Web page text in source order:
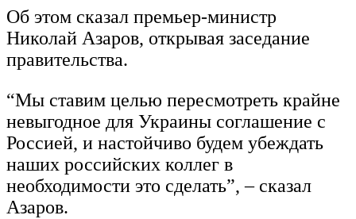
Об этом сказал премьер-министр
Николай Азаров, открывая заседание
правительства.
“Мы ставим целью пересмотреть крайне
невыгодное для Украины соглашение с
Россией, и настойчиво будем убеждать
наших российских коллег в
необходимости это сделать”, – сказал
Азаров.